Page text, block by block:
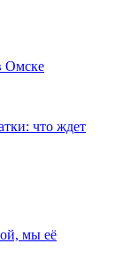
Омске
что ждет
мы её